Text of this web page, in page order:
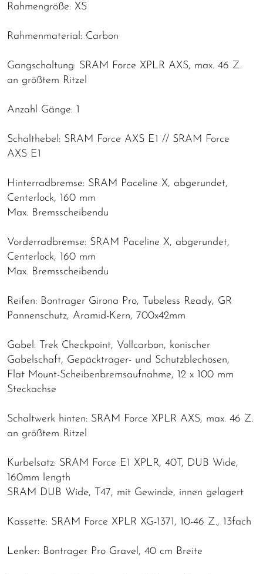
Rahmengröße: XS
Rahmenmaterial: Carbon
Gangschaltung: SRAM Force XPLR AXS, max. 46 Z.
an größtem Ritzel
Anzahl Gänge: 1
Schalthebel: SRAM Force AXS E1 // SRAM Force
AXS E1
Hinterradbremse: SRAM Paceline X, abgerundet,
Centerlock, 160 mm
Max. Bremsscheibendu
Vorderradbremse: SRAM Paceline X, abgerundet,
Centerlock, 160 mm
Max. Bremsscheibendu
Reifen: Bontrager Girona Pro, Tubeless Ready, GR
Pannenschutz, Aramid-Kern, 700x42mm
Gabel: Trek Checkpoint, Vollcarbon, konischer
Gabelschaft, Gepäckträger- und Schutzblechösen,
Flat Mount-Scheibenbremsaufnahme, 12 x 100 mm
Steckachse
Schaltwerk hinten: SRAM Force XPLR AXS, max. 46 Z.
an größtem Ritzel
Kurbelsatz: SRAM Force E1 XPLR, 40T, DUB Wide,
160mm length
SRAM DUB Wide, T47, mit Gewinde, innen gelagert
Kassette: SRAM Force XPLR XG-1371, 10-46 Z., 13fach
Lenker: Bontrager Pro Gravel, 40 cm Breite